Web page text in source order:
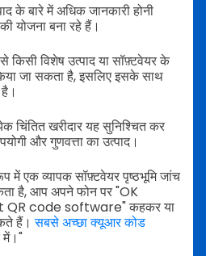
के बारे में अधिक जानकारी होनी
योजना बना रहे हैं।
विशेष उत्पाद या सॉफ़्टवेयर के
जा सकता है, इसलिए इसके साथ
चिंतित खरीदार यह सुनिश्चित कर
और गुणवत्ता का उत्पाद।
एक व्यापक सॉफ़्टवेयर पृष्ठभूमि जांच
है, आप अपने फोन पर "OK
QR code software" कहकर या
हैं।सबसे अच्छा क्यूआर कोड
में।"